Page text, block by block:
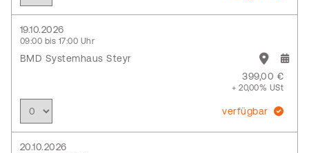
19.10.2026
09:00 bis 17:00 Uhr
BMD Systemhaus Steyr
399,00 €
+ 20,00% USt
verfügbar
20.10.2026